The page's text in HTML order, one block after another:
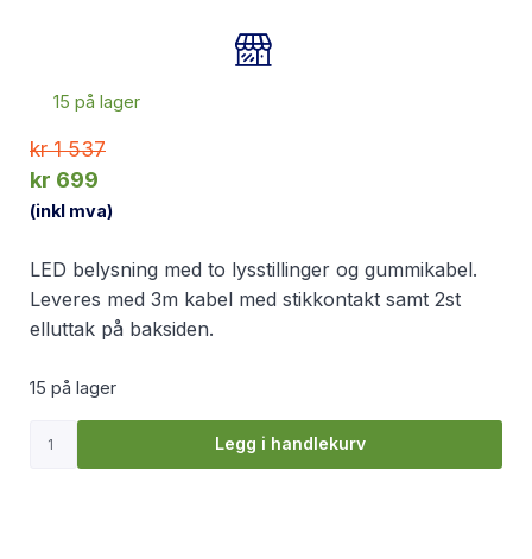
15 på lager
kr1 537
kr 699
(inkl mva)
LED belysning med to lysstillinger og gummikabel.
Leveres med 3m kabel med stikkontakt samt 2st
elluttak på baksiden.
15 på lager
Legg i handlekurv